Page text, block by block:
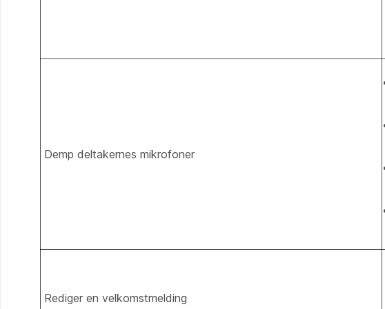
Demp deltakernes mikrofoner
Rediger en velkomstmelding